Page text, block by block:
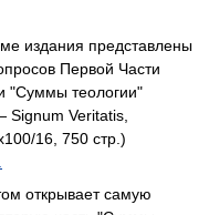
издания представлены
Первой Части
"Суммы теологии"
Veritatis,
16, 750 стр.)
открывает самую